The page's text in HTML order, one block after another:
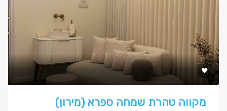
מקווה טהרת שמחה ספרא (מירון)